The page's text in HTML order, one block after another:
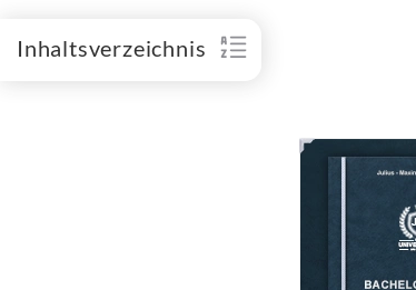
Inhaltsverzeichnis